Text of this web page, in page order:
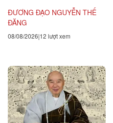
Triết học Craig...
ĐƯƠNG ĐẠO NGUYỄN THẾ
ĐĂNG
08/08/2026 12 lượt xem